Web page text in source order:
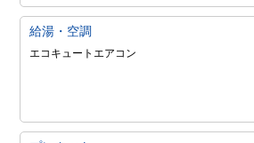
給湯・空調
エコキュートエアコン